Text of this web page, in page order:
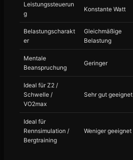
Leistungssteuerun
g
Konstante Watt
Belastungscharakt
er
Gleichmäßige
Belastung
Mentale
Beanspruchung
Geringer
Ideal für Z2 /
Schwelle /
VO2max
Sehr gut geeignet
Ideal für
Rennsimulation /
Bergtraining
Weniger geeignet